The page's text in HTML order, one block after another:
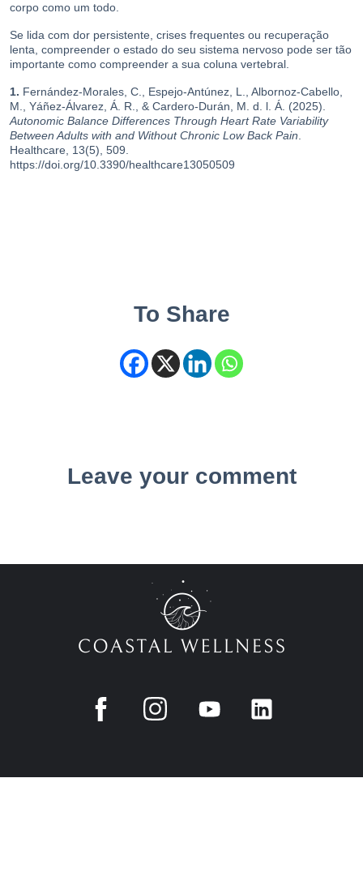
corpo como um todo.
Se lida com dor persistente, crises frequentes ou recuperação
lenta, compreender o estado do seu sistema nervoso pode ser tão
importante como compreender a sua coluna vertebral.
1. Fernández-Morales, C., Espejo-Antúnez, L., Albornoz-Cabello,
M., Yáñez-Álvarez, Á. R., & Cardero-Durán, M. d. l. Á. (2025).
Autonomic Balance Differences Through Heart Rate Variability
Between Adults with and Without Chronic Low Back Pain
Healthcare, 13(5), 509.
https://doi.org/10.3390/healthcare13050509
To Share
Leave your comment